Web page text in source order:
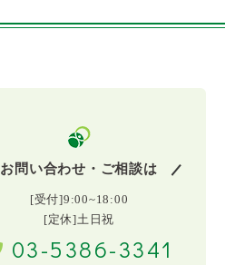
お問い合わせ・ご相談は
[受付]9:00~18:00
[定休]土日祝
03-5386-3341